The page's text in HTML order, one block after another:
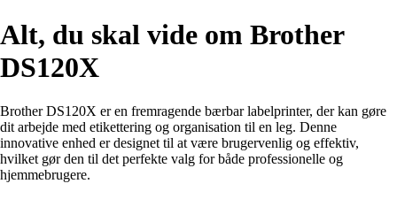
Alt, du skal vide om Brother
DS120X
Brother DS120X er en fremragende bærbar labelprinter, der kan gøre
dit arbejde med etikettering og organisation til en leg. Denne
innovative enhed er designet til at være brugervenlig og effektiv,
hvilket gør den til det perfekte valg for både professionelle og
hjemmebrugere.